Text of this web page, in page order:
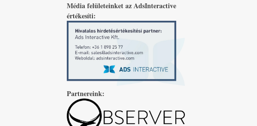
Média felületeinket az AdsInteractive
értékesíti:
Partnereink: